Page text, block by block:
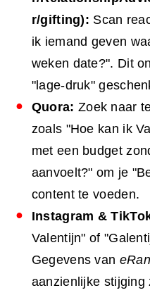
r/gifting): Scan
ik iemand geven
weken date?". Dit
"lage-druk"
Quora: Zoek naar
zoals "Hoe kan ik
met een budget
aanvoelt?" om je
content te voeden.
Instagram &
Valentijn" of
Gegevens van
aanzienlijke stijging